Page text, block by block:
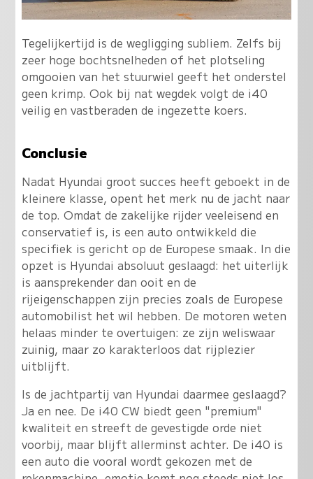
Tegelijkertijd is de wegligging subliem. Zelfs bij
zeer hoge bochtsnelheden of het plotseling
omgooien van het stuurwiel geeft het onderstel
geen krimp. Ook bij nat wegdek volgt de i40
veilig en vastberaden de ingezette koers.
Conclusie
Nadat Hyundai groot succes heeft geboekt in de
kleinere klasse, opent het merk nu de jacht naar
de top. Omdat de zakelijke rijder veeleisend en
conservatief is, is een auto ontwikkeld die
specifiek is gericht op de Europese smaak. In die
opzet is Hyundai absoluut geslaagd: het uiterlijk
is aansprekender dan ooit en de
rijeigenschappen zijn precies zoals de Europese
automobilist het wil hebben. De motoren weten
helaas minder te overtuigen: ze zijn weliswaar
zuinig, maar zo karakterloos dat rijplezier
uitblijft.
Is de jachtpartij van Hyundai daarmee geslaagd?
Ja en nee. De i40 CW biedt geen "premium"
kwaliteit en streeft de gevestigde orde niet
voorbij, maar blijft allerminst achter. De i40 is
een auto die vooral wordt gekozen met de